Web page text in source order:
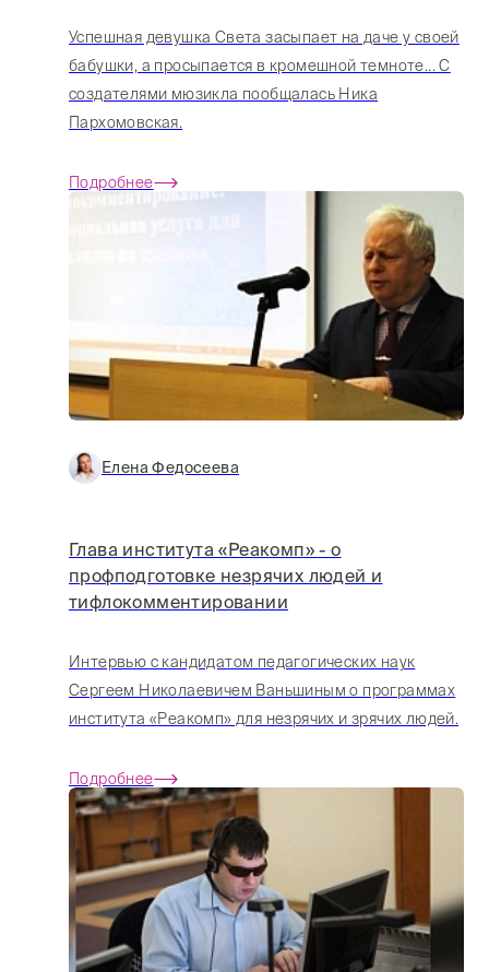
Успешная девушка Света засыпает на даче у своей
бабушки, а просыпается в кромешной темноте... С
создателями мюзикла пообщалась Ника
Пархомовская.
Подробнее
Елена Федосеева
Глава института «Реакомп» - о
профподготовке незрячих людей и
тифлокомментировании
Интервью с кандидатом педагогических наук
Сергеем Николаевичем Ваньшиным о программах
института «Реакомп» для незрячих и зрячих людей.
Подробнее